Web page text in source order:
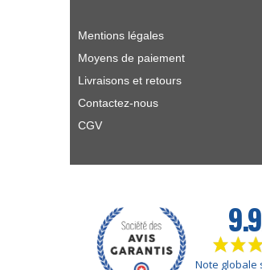
Mentions légales
Moyens de paiement
Livraisons et retours
Contactez-nous
CGV